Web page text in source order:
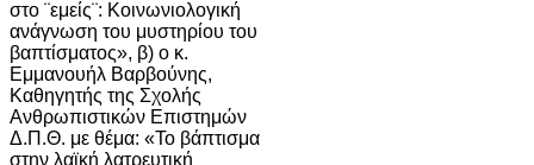
στο ¨εμείς¨: Κοινωνιολογική
ανάγνωση του μυστηρίου του
βαπτίσματος», β) ο κ.
Εμμανουήλ Βαρβούνης,
Καθηγητής της Σχολής
Ανθρωπιστικών Επιστημών
Δ.Π.Θ. με θέμα: «Το βάπτισμα
στην λαϊκή λατρευτική